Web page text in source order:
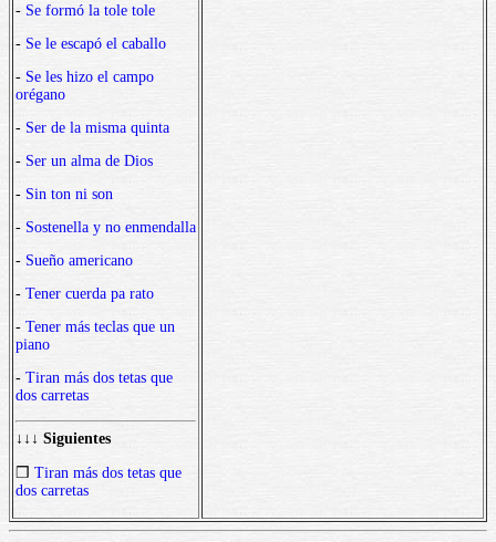
- Se formó la tole tole
- Se le escapó el caballo
- Se les hizo el campo
orégano
- Ser de la misma quinta
- Ser un alma de Dios
- Sin ton ni son
- Sostenella y no enmendalla
- Sueño americano
- Tener cuerda pa rato
- Tener más teclas que un
piano
- Tiran más dos tetas que
dos carretas
↓↓↓ Siguientes
❒ Tiran más dos tetas que
dos carretas